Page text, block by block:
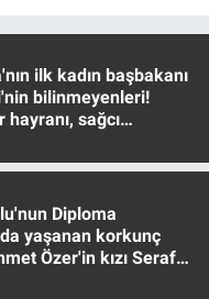
ilk kadın başbakanı
bilinmeyenleri!
sağcı
Diploma
yaşanan korkunç
Özer'in kızı Seraf